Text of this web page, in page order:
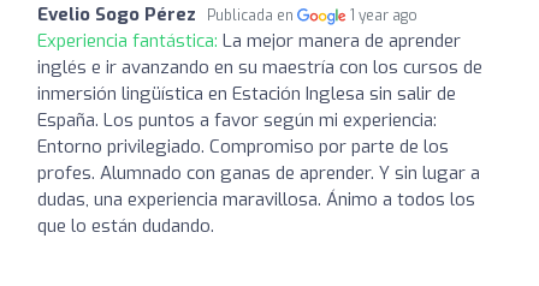
Evelio Sogo Pérez Publicada en 1 year ago
Experiencia fantástica: La mejor manera de aprender
inglés e ir avanzando en su maestría con los cursos de
inmersión lingüística en Estación Inglesa sin salir de
España. Los puntos a favor según mi experiencia:
Entorno privilegiado. Compromiso por parte de los
profes. Alumnado con ganas de aprender. Y sin lugar a
dudas, una experiencia maravillosa. Ánimo a todos los
que lo están dudando.